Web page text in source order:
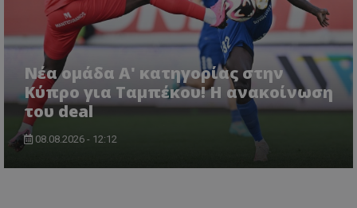
Νέα ομάδα Α' κατηγορίας στην
Κύπρο για Ταμπέκου! Η ανακοίνωση
του deal
08.08.2026 - 12:12